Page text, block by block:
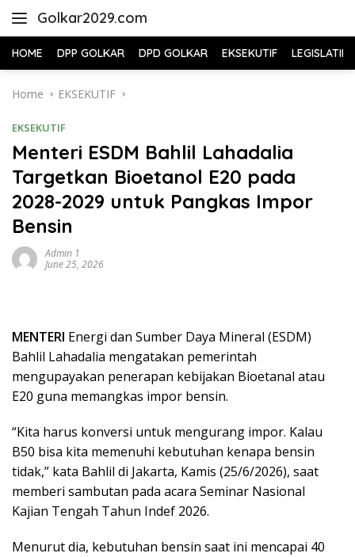
Golkar2029.com
HOME DPP GOLKAR DPD GOLKAR EKSEKUTIF LEGISLATIF
Home EKSEKUTIF
EKSEKUTIF
Menteri ESDM Bahlil Lahadalia
Targetkan Bioetanol E20 pada
2028-2029 untuk Pangkas Impor
Bensin
Admin 1
June 25, 2026
MENTERI Energi dan Sumber Daya Mineral (ESDM)
Bahlil Lahadalia mengatakan pemerintah
mengupayakan penerapan kebijakan Bioetanal atau
E20 guna memangkas impor bensin.
“Kita harus konversi untuk mengurang impor. Kalau
B50 bisa kita memenuhi kebutuhan kenapa bensin
tidak,” kata Bahlil di Jakarta, Kamis (25/6/2026), saat
memberi sambutan pada acara Seminar Nasional
Kajian Tengah Tahun Indef 2026.
Menurut dia, kebutuhan bensin saat ini mencapai 40